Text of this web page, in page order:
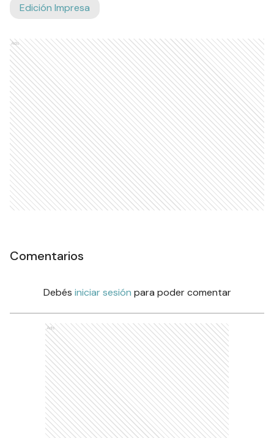
Edición Impresa
Ads
Comentarios
Debés iniciar sesión para poder comentar
Ads